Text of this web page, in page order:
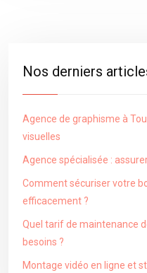
Nos derniers
Agence de graphisme à
visuelles
Agence spécialisée :
Comment sécuriser votre
efficacement ?
Quel tarif de maintenance
besoins ?
Montage vidéo en ligne et